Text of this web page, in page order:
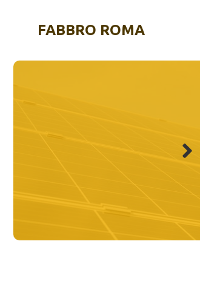
contenutoFABBRO ROMA